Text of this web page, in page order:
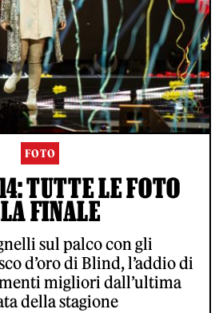
FOTO
TUTTE LE FOTO
FINALE
sul palco con gli
d’oro di Blind, l’addio di
migliori dall’ultima
della stagione